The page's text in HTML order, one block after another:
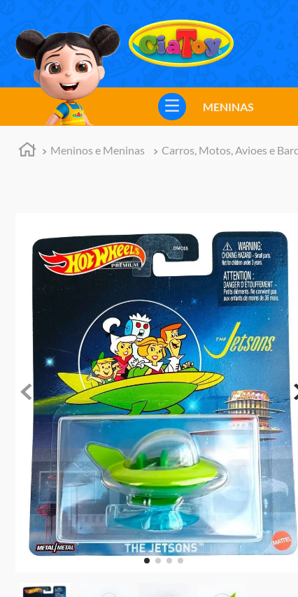
MENINAS
Meninos e Meninas Carros, Motos, Avioes e
TERMOS MAIS BUSCADOS
meninos
marvel legends
barbie
boneca
pokemon
jogos
rainbow high